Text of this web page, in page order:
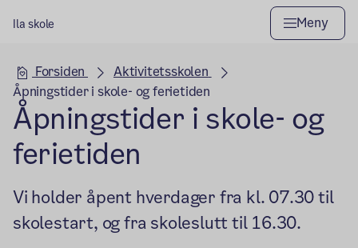
Ila skole Meny
Hovedseksjon
Forsiden
Aktivitetsskolen
Åpningstider i skole- og ferietiden
Åpningstider i skole- og
ferietiden
Vi holder åpent hverdager fra kl. 07.30 til
skolestart, og fra skoleslutt til 16.30.